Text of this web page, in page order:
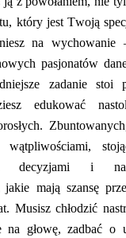
który jestTwoją
na
pasjonatów
zadanie stoi
edukować
wątpliwościami,
decyzjami i
jakie mają szansę
Musisz chłodzić
na głowę, zadbać o